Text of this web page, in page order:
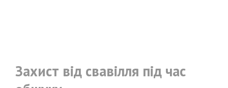
Захист від свавілля під час